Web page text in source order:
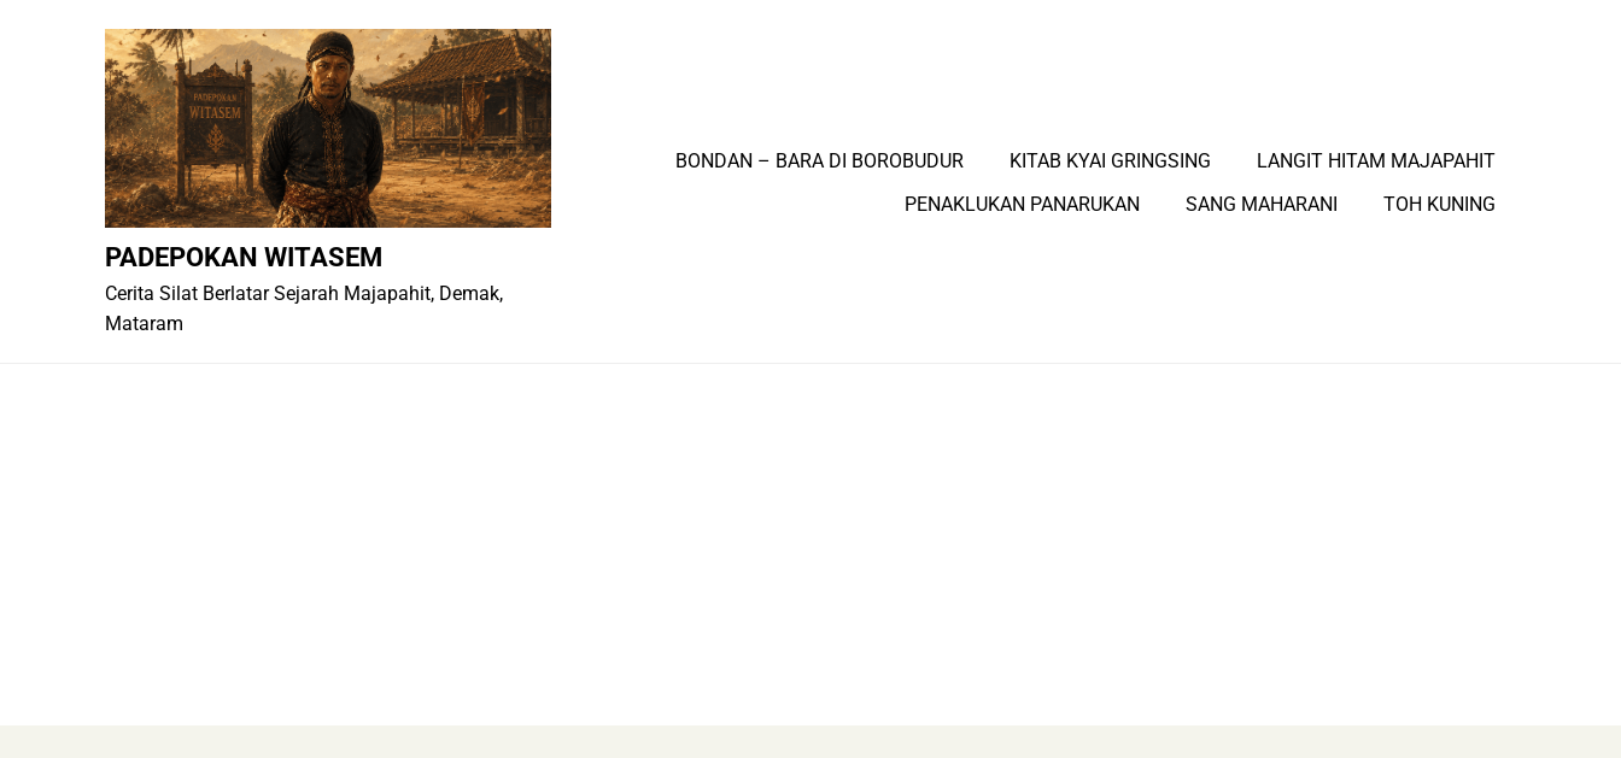
PADEPOKAN WITASEM
Cerita Silat Berlatar Sejarah Majapahit, Demak,
Mataram
BONDAN – BARA DI BOROBUDUR KITAB KYAI GRINGSING
LANGIT HITAM MAJAPAHIT
PENAKLUKAN PANARUKAN
SANG MAHARANI TOH KUNING